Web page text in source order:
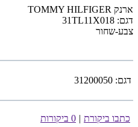
ארנק TOMMY HILFIGER
דגם: 31TL11X018
צבע-שחור
דגם: 31200050
כתבו ביקורת | 0 ביקורות